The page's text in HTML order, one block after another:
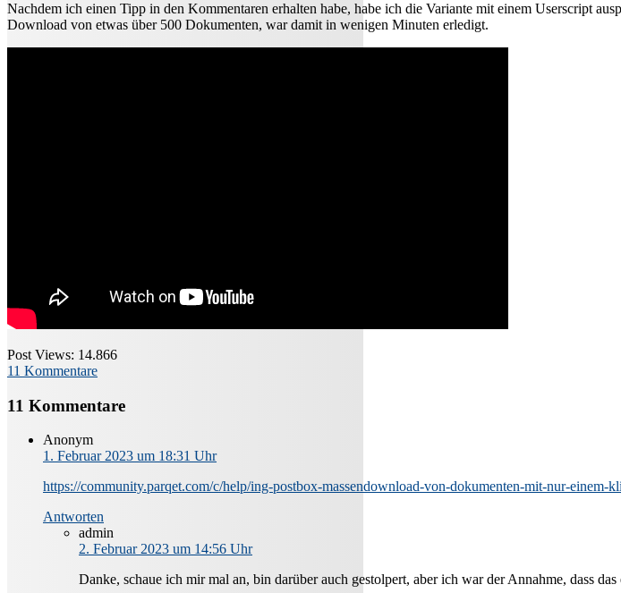
Nachdem ich einen Tipp in den Kommentaren erhalten habe, habe ich die Variante mit einem Userscript
Download von etwas über 500 Dokumenten, war damit in wenigen Minuten erledigt.
Post Views: 14.866
11 Kommentare
11 Kommentare
Anonym
1. Februar 2023 um 18:31 Uhr
https://community.parqet.com/c/help/ing-postbox-massendownload-von-dokumenten-mit-nur-einem-
Antworten
admin
2. Februar 2023 um 14:56 Uhr
Danke, schaue ich mir mal an, bin darüber auch gestolpert, aber ich war der Annahme, dass